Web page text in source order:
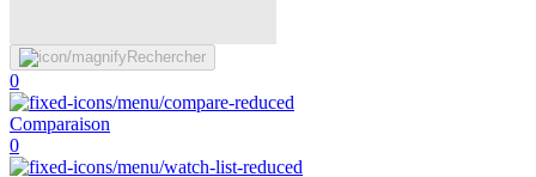
Rechercher
0
Comparaison
0